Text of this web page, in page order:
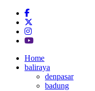
Home
baliraya
denpasar
badung